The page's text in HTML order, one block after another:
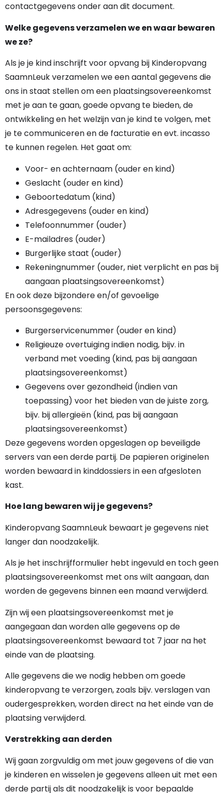
contactgegevens onder aan dit document.
Welke gegevens verzamelen we en waar bewaren
we ze?
Als je je kind inschrijft voor opvang bij Kinderopvang
SaamnLeuk verzamelen we een aantal gegevens die
ons in staat stellen om een plaatsingsovereenkomst
met je aan te gaan, goede opvang te bieden, de
ontwikkeling en het welzijn van je kind te volgen, met
je te communiceren en de facturatie en evt. incasso
te kunnen regelen. Het gaat om:
Voor- en achternaam (ouder en kind)
Geslacht (ouder en kind)
Geboortedatum (kind)
Adresgegevens (ouder en kind)
Telefoonnummer (ouder)
E-mailadres (ouder)
Burgerlijke staat (ouder)
Rekeningnummer (ouder, niet verplicht en pas bij
aangaan plaatsingsovereenkomst)
En ook deze bijzondere en/of gevoelige
persoonsgegevens:
Burgerservicenummer (ouder en kind)
Religieuze overtuiging indien nodig, bijv. in
verband met voeding (kind, pas bij aangaan
plaatsingsovereenkomst)
Gegevens over gezondheid (indien van
toepassing) voor het bieden van de juiste zorg,
bijv. bij allergieën (kind, pas bij aangaan
plaatsingsovereenkomst)
Deze gegevens worden opgeslagen op beveiligde
servers van een derde partij. De papieren originelen
worden bewaard in kinddossiers in een afgesloten
kast.
Hoe lang bewaren wij je gegevens?
Kinderopvang SaamnLeuk bewaart je gegevens niet
langer dan noodzakelijk.
Als je het inschrijfformulier hebt ingevuld en toch geen
plaatsingsovereenkomst met ons wilt aangaan, dan
worden de gegevens binnen een maand verwijderd.
Zijn wij een plaatsingsovereenkomst met je
aangegaan dan worden alle gegevens op de
plaatsingsovereenkomst bewaard tot 7 jaar na het
einde van de plaatsing.
Alle gegevens die we nodig hebben om goede
kinderopvang te verzorgen, zoals bijv. verslagen van
oudergesprekken, worden direct na het einde van de
plaatsing verwijderd.
Verstrekking aan derden
Wij gaan zorgvuldig om met jouw gegevens of die van
je kinderen en wisselen je gegevens alleen uit met een
derde partij als dit noodzakelijk is voor bepaalde